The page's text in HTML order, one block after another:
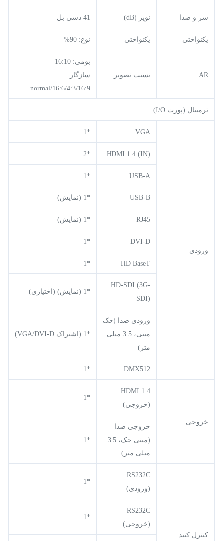
سر و صدا نویز (dB) 41 دسی بل
یکنواختی یکنواختی نوع: 90%
AR نسبت تصویر
بومی: 16:10
سازگار:
4:3/16:9/normal/16:6
ترمینال (پورت I/O)
ورودی
VGA
*1
HDMI 1.4 (IN)
*2
USB-A
*1
USB-B *1 (نمایش)
RJ45 *1 (نمایش)
DVI-D
*1
HD BaseT
*1
HD-SDI (3G-
SDI)
*1 (نمایش) (اختیاری)
ورودی صدا (جک
مینی، 3.5 میلی
متر)
*1 (اشتراک VGA/DVI-D)
DMX512
*1
خروجی
HDMI 1.4
(خروجی)
*1
خروجی صدا
(مینی جک، 3.5
میلی متر)
*1
کنترل کنید
RS232C
(ورودی)
*1
RS232C
(خروجی)
*1